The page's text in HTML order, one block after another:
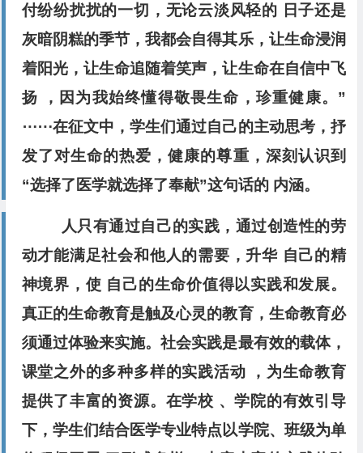
付纷纷扰扰的一切，无论云淡风轻的 日子还是
灰暗阴糕的季节，我都会自得其乐，让生命浸润
着阳光，让生命追随着笑声，让生命在自信中飞
扬 ，因为我始终懂得敬畏生命，珍重健康。”
⋯⋯在征文中，学生们通过自己的主动思考，抒
发了对生命的热爱，健康的尊重，深刻认识到
“选择了医学就选择了奉献”这句话的 内涵。
人只有通过自己的实践，通过创造性的劳
动才能满足社会和他人的需要，升华 自己的精
神境界，使 自己的生命价值得以实践和发展。
真正的生命教育是触及心灵的教育，生命教育必
须通过体验来实施。社会实践是最有效的载体，
课堂之外的多种多样的实践活动 ，为生命教育
提供了丰富的资源。在学校 、学院的有效引导
下，学生们结合医学专业特点 以学院、班级为单